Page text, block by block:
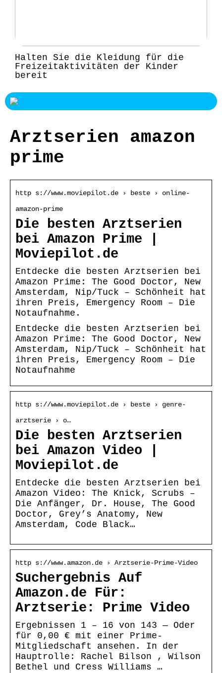
Halten Sie die Kleidung für die
Freizeitaktivitäten der Kinder
bereit
Arztserien amazon
prime
http s://www.moviepilot.de › beste › online-
amazon-prime
Die besten Arztserien
bei Amazon Prime |
Moviepilot.de
Entdecke die besten Arztserien bei
Amazon Prime: The Good Doctor, New
Amsterdam, Nip/Tuck – Schönheit hat
ihren Preis, Emergency Room – Die
Notaufnahme.
Entdecke die besten Arztserien bei
Amazon Prime: The Good Doctor, New
Amsterdam, Nip/Tuck – Schönheit hat
ihren Preis, Emergency Room – Die
Notaufnahme
http s://www.moviepilot.de › beste › genre-
arztserie › o…
Die besten Arztserien
bei Amazon Video |
Moviepilot.de
Entdecke die besten Arztserien bei
Amazon Video: The Knick, Scrubs –
Die Anfänger, Dr. House, The Good
Doctor, Grey’s Anatomy, New
Amsterdam, Code Black…
http s://www.amazon.de › Arztserie-Prime-Video
Suchergebnis Auf
Amazon.de Für:
Arztserie: Prime Video
Ergebnissen 1 – 16 von 143 — Oder
für 0,00 € mit einer Prime-
Mitgliedschaft ansehen. In der
Hauptrolle: Rachel Bilson , Wilson
Bethel und Cress Williams …